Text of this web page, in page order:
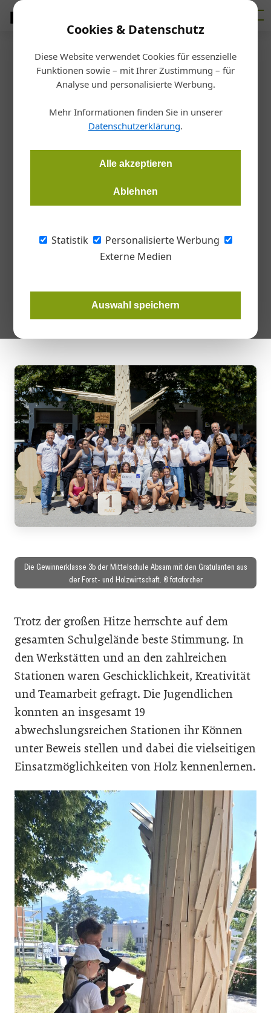
Cookies & Datenschutz
Diese Website verwendet Cookies für essenzielle
Funktionen sowie – mit Ihrer Zustimmung – für
Analyse und personalisierte Werbung.
Mehr Informationen finden Sie in unserer
Datenschutzerklärung.
Alle akzeptieren
Ablehnen
Statistik
Personalisierte Werbung
Externe Medien
Auswahl speichern
Startseite/Architektur
Holzolympiade trotzte der
Sommerhitze
Holzolympiade trotzte der Sommerhitze: Bei
hochsommerlichen Temperaturen wurde der Campus der
zum Treffpunkt für rund 320 Schüler*innen aus Tirols
Mittelschulen und Gymnasien. Die von proHolz Tirol in
Zusammenarbeit mit der Berufsschule organisierte
abwechslungsreichen Tag voller praktischer Erfahrungen,
spannender Herausforderungen und interessanter Einblicke in
Die Gewinnerklasse 3b der Mittelschule Absam mit den Gratulanten aus
der Forst- und Holzwirtschaft. © fotoforcher
Trotz der großen Hitze herrschte auf dem
gesamten Schulgelände beste Stimmung. In
den Werkstätten und an den zahlreichen
Stationen waren Geschicklichkeit, Kreativität
und Teamarbeit gefragt. Die Jugendlichen
konnten an insgesamt 19
abwechslungsreichen Stationen ihr Können
unter Beweis stellen und dabei die vielseitigen
Einsatzmöglichkeiten von Holz kennenlernen.